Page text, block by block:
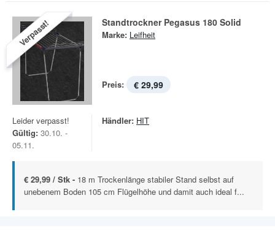
Verpasst! Standtrockner Pegasus 180 Solid
Marke: Leifheit
Preis: € 29,99
Leider verpasst!
Gültig: 30.10. -
05.11.
Händler: HIT
€ 29,99 / Stk - 18 m Trockenlänge stabiler Stand selbst auf
unebenem Boden 105 cm Flügelhöhe und damit auch ideal f...